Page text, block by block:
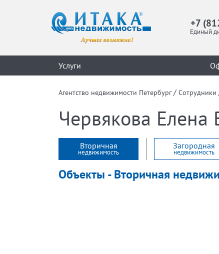
+7
Единый
Услуги
Агентство недвижимости Петербург / Сотрудники
Червякова Елена
Вторичная
недвижимость
Загородная
недвижимость
Объекты - Вторичная